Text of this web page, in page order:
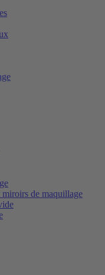
de maquillage